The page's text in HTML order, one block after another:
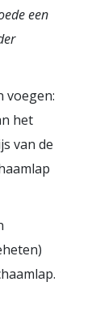
een
voegen:
het
van de